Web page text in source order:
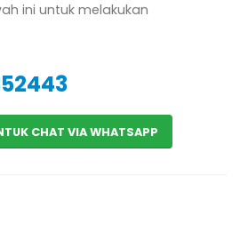
ini untuk melakukan
CHAT VIA WHATSAPP